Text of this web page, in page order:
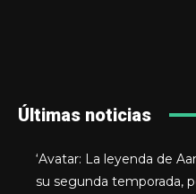
Últimas noticias
‘Avatar: La leyenda de
su segunda temporada,